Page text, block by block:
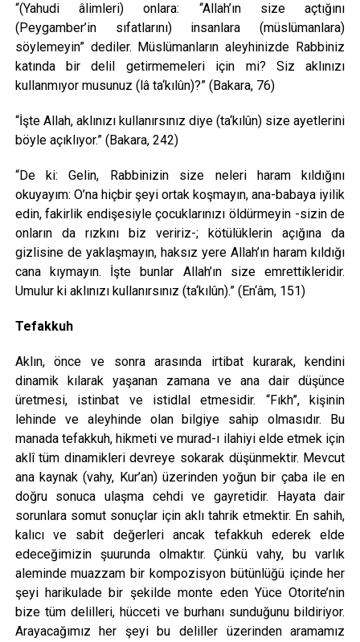
“(Yahudi âlimleri) onlara: “Allah’ın size açtığını
(Peygamber’in sıfatlarını) insanlara (müslümanlara)
söylemeyin” dediler. Müslümanların aleyhinizde Rabbiniz
katında bir delil getirmemeleri için mi? Siz aklınızı
kullanmıyor musunuz (lâ ta‘kılûn)?” (Bakara, 76)
“İşte Allah, aklınızı kullanırsınız diye (ta‘kılûn) size ayetlerini
böyle açıklıyor.” (Bakara, 242)
“De ki: Gelin, Rabbinizin size neleri haram kıldığını
okuyayım: O’na hiçbir şeyi ortak koşmayın, ana-babaya iyilik
edin, fakirlik endişesiyle çocuklarınızı öldürmeyin -sizin de
onların da rızkını biz veririz-; kötülüklerin açığına da
gizlisine de yaklaşmayın, haksız yere Allah’ın haram kıldığı
cana kıymayın. İşte bunlar Allah’ın size emrettikleridir.
Umulur ki aklınızı kullanırsınız (ta‘kılûn).” (En‘âm, 151)
Tefakkuh
Aklın, önce ve sonra arasında irtibat kurarak, kendini
dinamik kılarak yaşanan zamana ve ana dair düşünce
üretmesi, istinbat ve istidlal etmesidir. “Fıkh”, kişinin
lehinde ve aleyhinde olan bilgiye sahip olmasıdır. Bu
manada tefakkuh, hikmeti ve murad-ı ilahiyi elde etmek için
aklî tüm dinamikleri devreye sokarak düşünmektir. Mevcut
ana kaynak (vahy, Kur’an) üzerinden yoğun bir çaba ile en
doğru sonuca ulaşma cehdi ve gayretidir. Hayata dair
sorunlara somut sonuçlar için aklı tahrik etmektir. En sahih,
kalıcı ve sabit değerleri ancak tefakkuh ederek elde
edeceğimizin şuurunda olmaktır. Çünkü vahy, bu varlık
aleminde muazzam bir kompozisyon bütünlüğü içinde her
şeyi harikulade bir şekilde monte eden Yüce Otorite’nin
bize tüm delilleri, hücceti ve burhanı sunduğunu bildiriyor.
Arayacağımız her şeyi bu deliller üzerinden aramamız